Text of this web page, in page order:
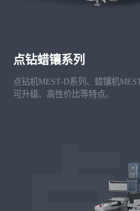
点钻蜡镶系列
点钻机MEST-D系列、蜡镶机
可升级、高性价比等特点。